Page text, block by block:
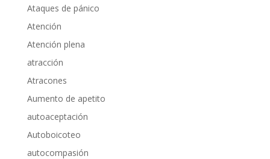
Ataques de pánico
Atención
Atención plena
atracción
Atracones
Aumento de apetito
autoaceptación
Autoboicoteo
autocompasión